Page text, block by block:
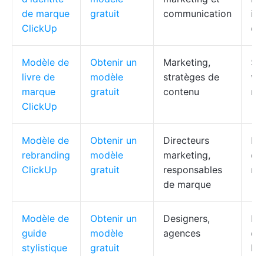
de marque
ClickUp
gratuit
communication
Modèle de
livre de
marque
ClickUp
Obtenir un
modèle
gratuit
Marketing,
stratèges de
contenu
Modèle de
rebranding
ClickUp
Obtenir un
modèle
gratuit
Directeurs
marketing,
responsables
de marque
Modèle de
guide
stylistique
Obtenir un
modèle
gratuit
Designers,
agences